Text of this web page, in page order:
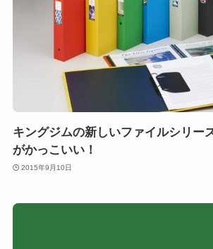
キングジムの新しいファイルシリー
がかっこいい！
2015年9月10日